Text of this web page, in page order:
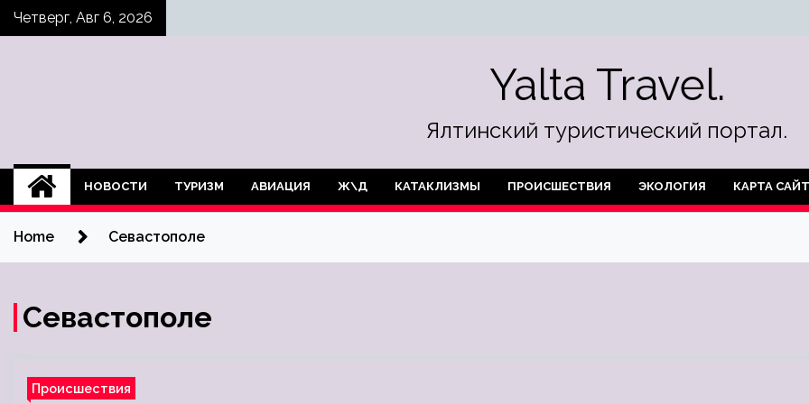
SkipЧетверг, Авг 6, 2026
Yalta Travel.
Ялтинский туристический портал.
НОВОСТИ ТУРИЗМ АВИАЦИЯ Ж\Д КАТАКЛИЗМЫ ПРОИСШЕСТВИЯ ЭКОЛОГИЯ КАРТА
Home Севастополе
Севастополе
Происшествия